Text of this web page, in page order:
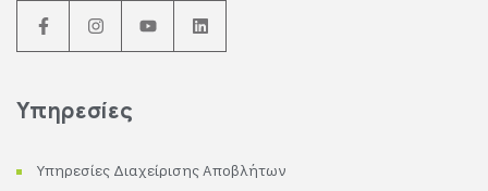
Υπηρεσίες
Υπηρεσίες Διαχείρισης Αποβλήτων